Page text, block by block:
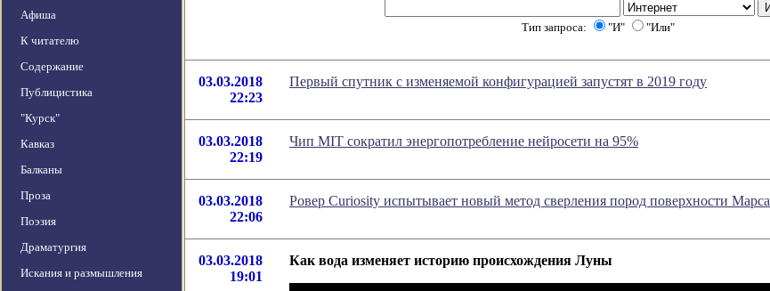
Афиша
К читателю
Содержание
Публицистика
"Курск"
Кавказ
Балканы
Проза
Поэзия
Драматургия
Искания и размышления
Тип запроса: "И" "Или"
03.03.2018
22:23
Первый спутник с изменяемой конфигурацией запустят в 2019 году
03.03.2018
22:19
Чип MIT сократил энергопотребление нейросети на 95%
03.03.2018
22:06
Ровер Curiosity испытывает новый метод сверления пород поверхности Марса
03.03.2018
19:01
Как вода изменяет историю происхождения Луны